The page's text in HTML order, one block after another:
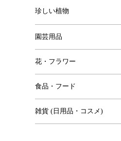
珍しい植物
園芸用品
花・フラワー
食品・フード
雑貨 (日用品・コスメ)